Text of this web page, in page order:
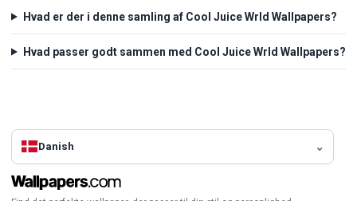
Hvad er der i denne samling af Cool Juice Wrld Wallpapers?
Hvad passer godt sammen med Cool Juice Wrld Wallpapers?
Danish